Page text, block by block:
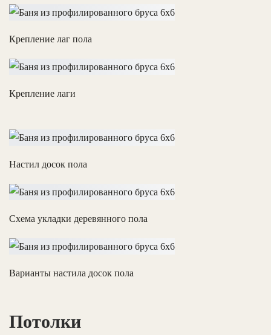
Крепление лаг пола
Крепление лаги
Настил досок пола
Схема укладки деревянного пола
Варианты настила досок пола
Потолки